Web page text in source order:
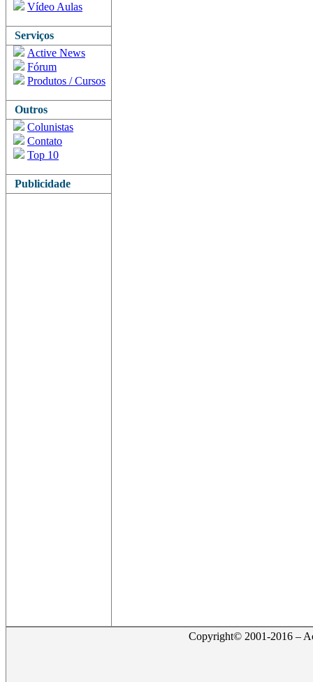
Vídeo Aulas
Serviços
Active News
Fórum
Produtos / Cursos
Outros
Colunistas
Contato
Top 10
Publicidade
Copyright© 2001-2016 –